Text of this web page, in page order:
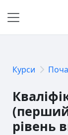
Курси
рівень